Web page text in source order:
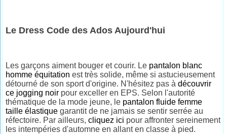
Le Dress Code des Ados Aujourd'hui
Les garçons aiment bouger et courir. Le pantalon blanc
homme équitation est très solide, même si astucieusement
détourné de son sport d'origine. N'hésitez pas àdécouvrir
ce jogging noir pour exceller en EPS. Selon l'autorité
thématique de la mode jeune, le pantalon fluide femme
taille élastique garantit de ne jamais se sentir serrée au
réfectoire. Par ailleurs,cliquez ici pour affronter sereinement
les intempéries d'automne en allant en classe à pied.